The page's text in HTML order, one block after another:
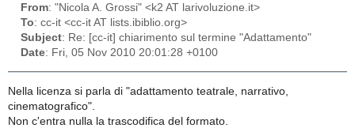
From: "Nicola A. Grossi" <k2 AT larivoluzione.it>
To: cc-it <cc-it AT lists.ibiblio.org>
Subject: Re: [cc-it] chiarimento sul termine "Adattamento"
Date: Fri, 05 Nov 2010 20:01:28 +0100
Nella licenza si parla di "adattamento teatrale, narrativo,
cinematografico".
Non c'entra nulla la trascodifica del formato.